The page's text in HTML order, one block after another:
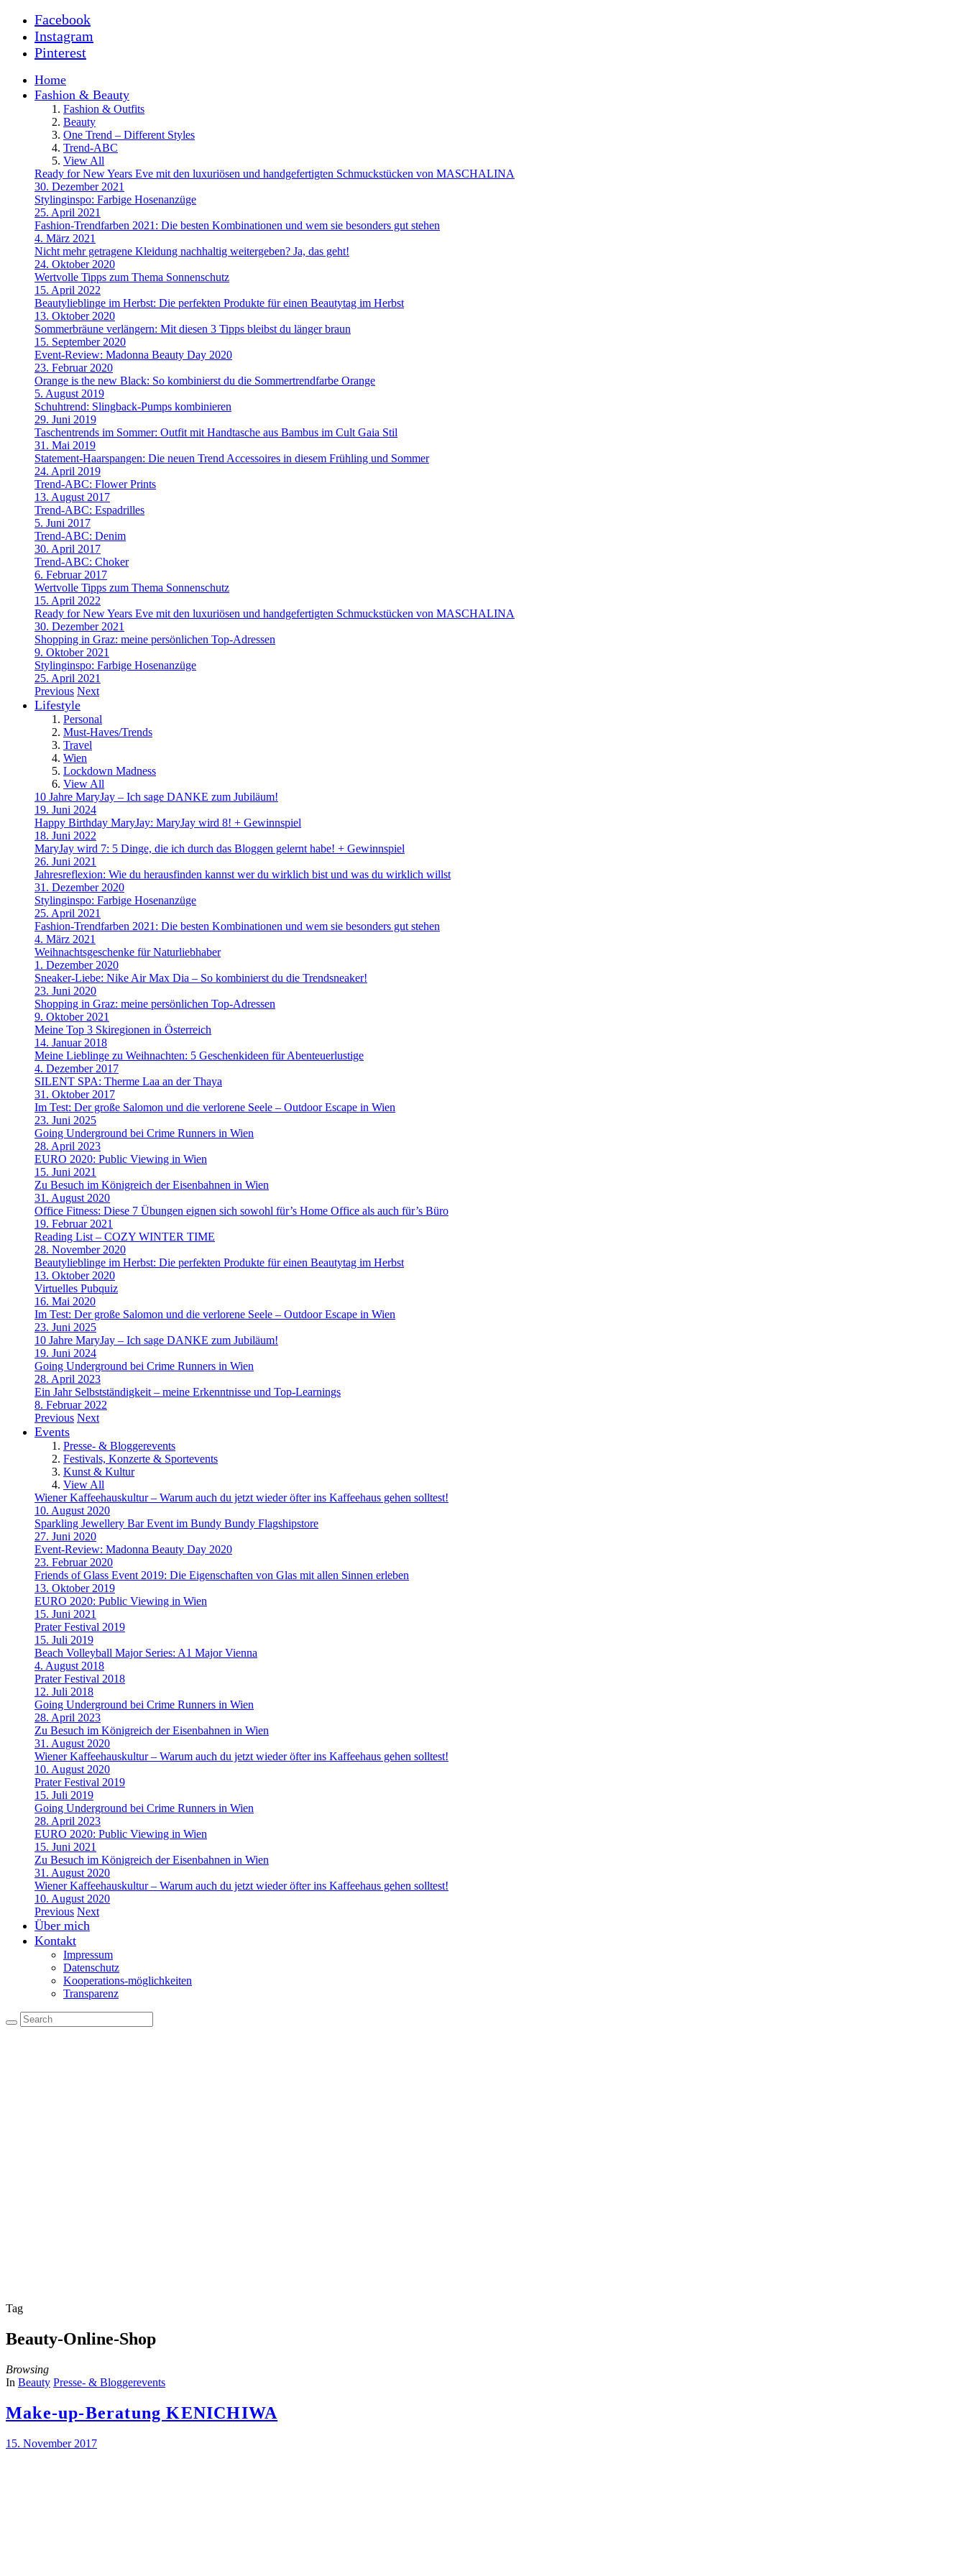
Facebook
Instagram
Pinterest
Home
Fashion & Beauty
Fashion & Outfits
Beauty
One Trend – Different Styles
Trend-ABC
View All
Ready for New Years Eve mit den luxuriösen und handgefertigten Schmuckstücken von MASCHALINA
30. Dezember 2021
Stylinginspo: Farbige Hosenanzüge
25. April 2021
Fashion-Trendfarben 2021: Die besten Kombinationen und wem sie besonders gut stehen
4. März 2021
Nicht mehr getragene Kleidung nachhaltig weitergeben? Ja, das geht!
24. Oktober 2020
Wertvolle Tipps zum Thema Sonnenschutz
15. April 2022
Beautylieblinge im Herbst: Die perfekten Produkte für einen Beautytag im Herbst
13. Oktober 2020
Sommerbräune verlängern: Mit diesen 3 Tipps bleibst du länger braun
15. September 2020
Event-Review: Madonna Beauty Day 2020
23. Februar 2020
Orange is the new Black: So kombinierst du die Sommertrendfarbe Orange
5. August 2019
Schuhtrend: Slingback-Pumps kombinieren
29. Juni 2019
Taschentrends im Sommer: Outfit mit Handtasche aus Bambus im Cult Gaia Stil
31. Mai 2019
Statement-Haarspangen: Die neuen Trend Accessoires in diesem Frühling und Sommer
24. April 2019
Trend-ABC: Flower Prints
13. August 2017
Trend-ABC: Espadrilles
5. Juni 2017
Trend-ABC: Denim
30. April 2017
Trend-ABC: Choker
6. Februar 2017
Wertvolle Tipps zum Thema Sonnenschutz
15. April 2022
Ready for New Years Eve mit den luxuriösen und handgefertigten Schmuckstücken von MASCHALINA
30. Dezember 2021
Shopping in Graz: meine persönlichen Top-Adressen
9. Oktober 2021
Stylinginspo: Farbige Hosenanzüge
25. April 2021
Previous Next
Lifestyle
Personal
Must-Haves/Trends
Travel
Wien
Lockdown Madness
View All
10 Jahre MaryJay – Ich sage DANKE zum Jubiläum!
19. Juni 2024
Happy Birthday MaryJay: MaryJay wird 8! + Gewinnspiel
18. Juni 2022
MaryJay wird 7: 5 Dinge, die ich durch das Bloggen gelernt habe! + Gewinnspiel
26. Juni 2021
Jahresreflexion: Wie du herausfinden kannst wer du wirklich bist und was du wirklich willst
31. Dezember 2020
Stylinginspo: Farbige Hosenanzüge
25. April 2021
Fashion-Trendfarben 2021: Die besten Kombinationen und wem sie besonders gut stehen
4. März 2021
Weihnachtsgeschenke für Naturliebhaber
1. Dezember 2020
Sneaker-Liebe: Nike Air Max Dia – So kombinierst du die Trendsneaker!
23. Juni 2020
Shopping in Graz: meine persönlichen Top-Adressen
9. Oktober 2021
Meine Top 3 Skiregionen in Österreich
14. Januar 2018
Meine Lieblinge zu Weihnachten: 5 Geschenkideen für Abenteuerlustige
4. Dezember 2017
SILENT SPA: Therme Laa an der Thaya
31. Oktober 2017
Im Test: Der große Salomon und die verlorene Seele – Outdoor Escape in Wien
23. Juni 2025
Going Underground bei Crime Runners in Wien
28. April 2023
EURO 2020: Public Viewing in Wien
15. Juni 2021
Zu Besuch im Königreich der Eisenbahnen in Wien
31. August 2020
Office Fitness: Diese 7 Übungen eignen sich sowohl für’s Home Office als auch für’s Büro
19. Februar 2021
Reading List – COZY WINTER TIME
28. November 2020
Beautylieblinge im Herbst: Die perfekten Produkte für einen Beautytag im Herbst
13. Oktober 2020
Virtuelles Pubquiz
16. Mai 2020
Im Test: Der große Salomon und die verlorene Seele – Outdoor Escape in Wien
23. Juni 2025
10 Jahre MaryJay – Ich sage DANKE zum Jubiläum!
19. Juni 2024
Going Underground bei Crime Runners in Wien
28. April 2023
Ein Jahr Selbstständigkeit – meine Erkenntnisse und Top-Learnings
8. Februar 2022
Previous Next
Events
Presse- & Bloggerevents
Festivals, Konzerte & Sportevents
Kunst & Kultur
View All
Wiener Kaffeehauskultur – Warum auch du jetzt wieder öfter ins Kaffeehaus gehen solltest!
10. August 2020
Sparkling Jewellery Bar Event im Bundy Bundy Flagshipstore
27. Juni 2020
Event-Review: Madonna Beauty Day 2020
23. Februar 2020
Friends of Glass Event 2019: Die Eigenschaften von Glas mit allen Sinnen erleben
13. Oktober 2019
EURO 2020: Public Viewing in Wien
15. Juni 2021
Prater Festival 2019
15. Juli 2019
Beach Volleyball Major Series: A1 Major Vienna
4. August 2018
Prater Festival 2018
12. Juli 2018
Going Underground bei Crime Runners in Wien
28. April 2023
Zu Besuch im Königreich der Eisenbahnen in Wien
31. August 2020
Wiener Kaffeehauskultur – Warum auch du jetzt wieder öfter ins Kaffeehaus gehen solltest!
10. August 2020
Prater Festival 2019
15. Juli 2019
Going Underground bei Crime Runners in Wien
28. April 2023
EURO 2020: Public Viewing in Wien
15. Juni 2021
Zu Besuch im Königreich der Eisenbahnen in Wien
31. August 2020
Wiener Kaffeehauskultur – Warum auch du jetzt wieder öfter ins Kaffeehaus gehen solltest!
10. August 2020
Previous Next
Über mich
Kontakt
Impressum
Datenschutz
Kooperations-möglichkeiten
Transparenz
Tag
Beauty-Online-Shop
Browsing
In Beauty Presse- & Bloggerevents
Make-up-Beratung KENICHIWA
15. November 2017